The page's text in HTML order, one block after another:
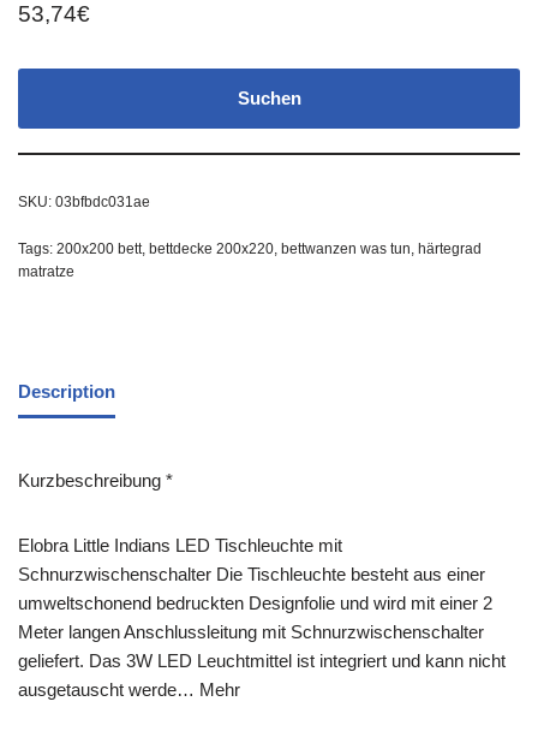
53,74€
Suchen
SKU: 03bfbdc031ae
Tags: 200x200 bett, bettdecke 200x220, bettwanzen was tun, härtegrad
matratze
Description
Kurzbeschreibung *
Elobra Little Indians LED Tischleuchte mit
Schnurzwischenschalter Die Tischleuchte besteht aus einer
umweltschonend bedruckten Designfolie und wird mit einer 2
Meter langen Anschlussleitung mit Schnurzwischenschalter
geliefert. Das 3W LED Leuchtmittel ist integriert und kann nicht
ausgetauscht werde… Mehr